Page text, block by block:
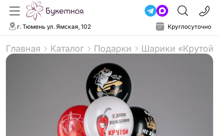
г. Тюмень ул. Ямская, 102 Круглосуточно
Главная Каталог Подарки Шарики «Крутой